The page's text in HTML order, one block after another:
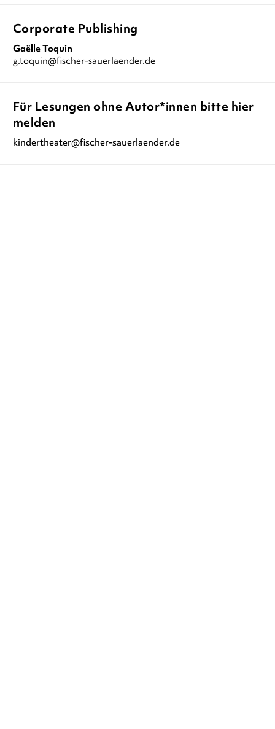
Corporate Publishing
Gaëlle Toquin
g.toquin@fischer-sauerlaender.de
Für Lesungen ohne Autor*innen bitte hier
melden
kindertheater@fischer-sauerlaender.de